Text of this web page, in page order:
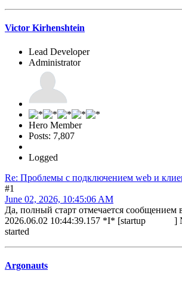
Victor Kirhenshtein
Lead Developer
Administrator
Hero Member
Posts: 7,807
Logged
Re: Проблемы с подключением web и
#1
June 02, 2026, 10:45:06 AM
Да, полный старт отмечается сообщением
2026.06.02 10:44:39.157 *I* [startup ]
started
Argonauts